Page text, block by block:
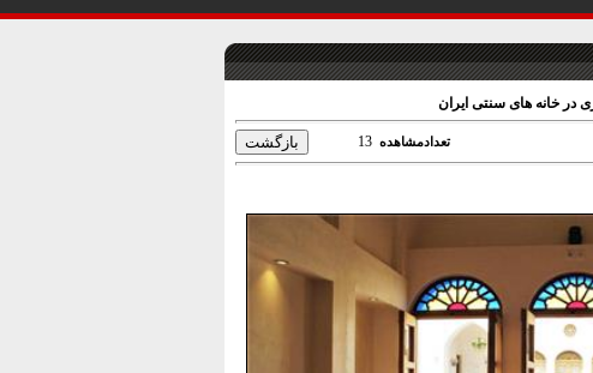
تعدادمشاهده 13